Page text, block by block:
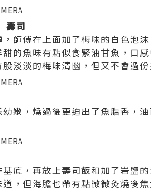
壽司
師傅在上面加了梅味的白色泡
的魚味有點似食緊油甘魚，口
淡淡的梅味清幽，但又不會過份
嫩，燒過後更迫出了魚脂香，
底，再放上壽司飯和加了岩鹽
，但海膽也帶有點微微灸燒後